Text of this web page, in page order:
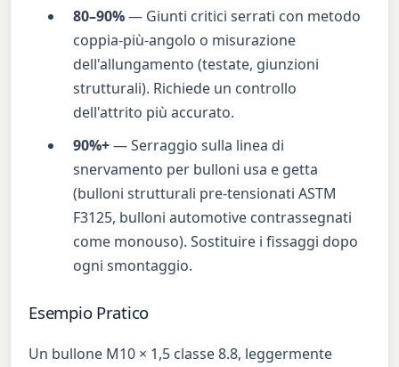
80–90%— Giunti critici serrati con metodo
coppia-più-angolo o misurazione
dell'allungamento (testate, giunzioni
strutturali). Richiede un controllo
dell'attrito più accurato.
90%+— Serraggio sulla linea di
snervamento per bulloni usa e getta
(bulloni strutturali pre-tensionati ASTM
F3125, bulloni automotive contrassegnati
come monouso). Sostituire i fissaggi dopo
ogni smontaggio.
Esempio Pratico
Un bullone M10 × 1,5 classe 8.8, leggermente